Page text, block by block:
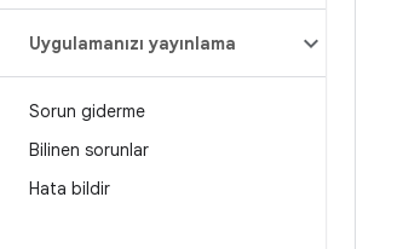
Uygulamanızı yayınlama
Sorun giderme
Bilinen sorunlar
Hata bildir